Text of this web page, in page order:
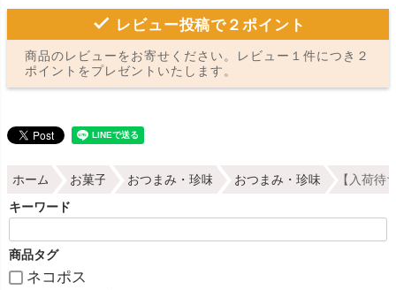
レビュー投稿で２ポイント
商品のレビューをお寄せください。レビュー１件につき２
ポイントをプレゼントいたします。
ホーム お菓子 おつまみ・珍味 おつまみ・珍味 【入荷
キーワード
商品タグ
ネコポス